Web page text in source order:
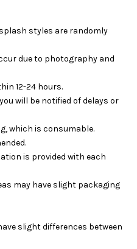
styles are randomly
due to photography and
12-24 hours.
will be notified of delays or
which is consumable.
is provided with each
may have slight packaging
slight differences between